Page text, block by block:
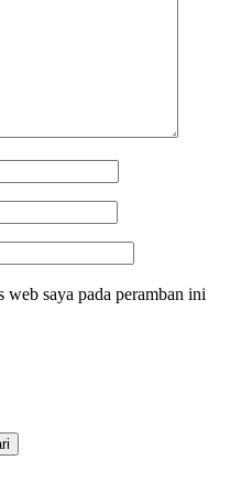
web saya pada peramban ini